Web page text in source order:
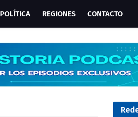
POLÍTICA REGIONES CONTACTO